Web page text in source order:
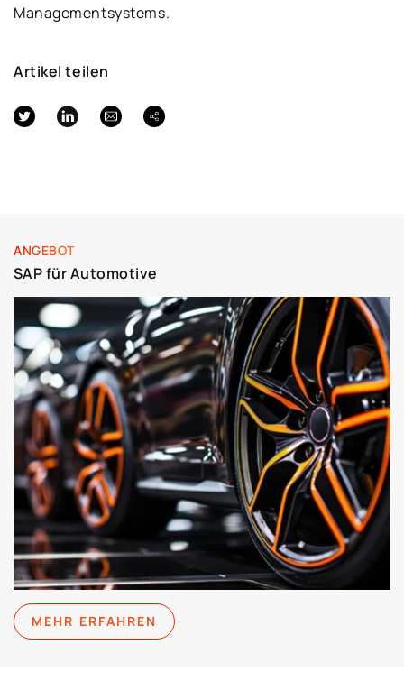
ANGEBOT
SAP für Automotive
MEHR ERFAHREN
Managementsystems.
Artikel teilen